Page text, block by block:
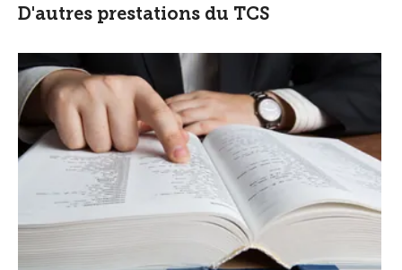
D'autres prestations du TCS